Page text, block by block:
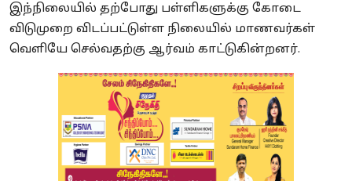
இந்நிலையில் தற்போது பள்ளிகளுக்கு கோடை
விடுமுறை விடப்பட்டுள்ள நிலையில் மாணவர்கள்
வெளியே செல்வதற்கு ஆர்வம் காட்டுகின்றனர்.